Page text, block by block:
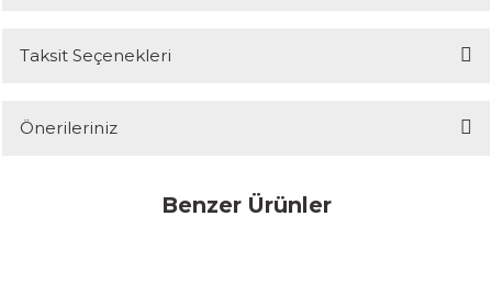
Taksit Seçenekleri
Önerileriniz
konularda yetersiz gördüğünüz noktaları öneri formunu kullanarak
Benzer Ürünler